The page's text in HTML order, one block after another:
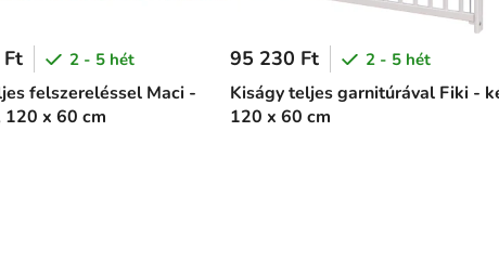
felszereléssel Maci -
120 x 60 cm
2 - 5 hét
Kiságy teljes garnitúrával Fiki -
120 x 60 cm
95 230 Ft 2 - 5 hét